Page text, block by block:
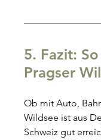
5. Fazit:
Pragser
Ob mit Auto,
Wildsee ist aus
Schweiz gut